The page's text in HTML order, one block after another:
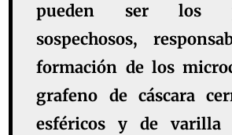
pueden ser los
sospechosos,
formación de los
grafeno de cáscara
esféricos y de varilla